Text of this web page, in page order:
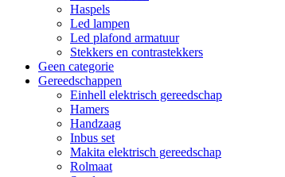
Haspels
Led lampen
Led plafond armatuur
Stekkers en contrastekkers
Geen categorie
Gereedschappen
Einhell elektrisch gereedschap
Hamers
Handzaag
Inbus set
Makita elektrisch gereedschap
Rolmaat